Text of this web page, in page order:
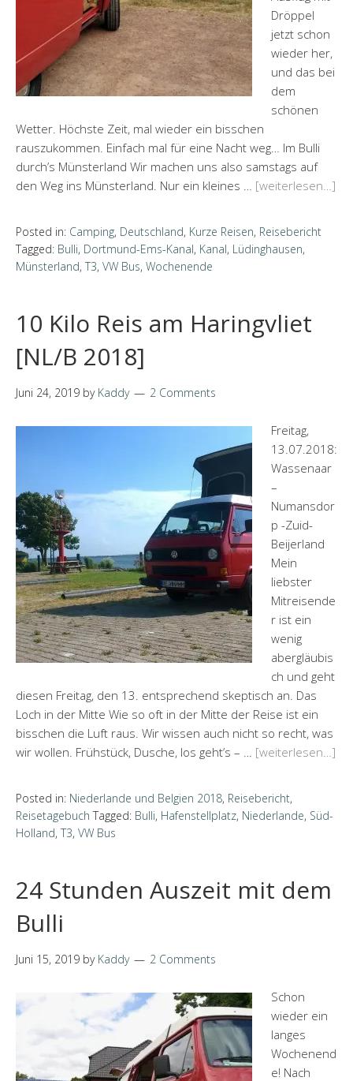
Dröppel
jetzt schon
wieder her,
und das bei
dem
schönen
Wetter. Höchste Zeit, mal wieder ein bisschen
rauszukommen. Einfach mal für eine Nacht weg… Im Bulli
durch’s Münsterland Wir machen uns also samstags auf
den Weg ins Münsterland. Nur ein kleines … [weiterlesen…]
Posted in: Camping, Deutschland, Kurze Reisen, Reisebericht
Tagged: Bulli, Dortmund-Ems-Kanal, Kanal, Lüdinghausen,
Münsterland, T3, VW Bus, Wochenende
10 Kilo Reis am Haringvliet
[NL/B 2018]
Juni 24, 2019 by Kaddy 2 Comments
Freitag,
13.07.2018:
Wassenaar
–
Numansdor
p -Zuid-
Beijerland
Mein
liebster
Mitreisende
r ist ein
wenig
abergläubis
ch und geht
diesen Freitag, den 13. entsprechend skeptisch an. Das
Loch in der Mitte Wie so oft in der Mitte der Reise ist ein
bisschen die Luft raus. Wir wissen auch nicht so recht, was
wir wollen. Frühstück, Dusche, los geht’s – … [weiterlesen…]
Posted in: Niederlande und Belgien 2018, Reisebericht,
Reisetagebuch Tagged: Bulli, Hafenstellplatz, Niederlande, Süd-
Holland, T3, VW Bus
24 Stunden Auszeit mit dem
Bulli
Juni 15, 2019 by Kaddy 2 Comments
Schon
wieder ein
langes
Wochenend
e! Nach